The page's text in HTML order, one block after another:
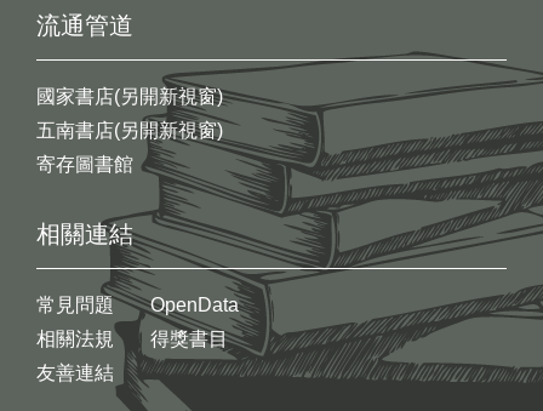
流通管道
國家書店(另開新視窗)
五南書店(另開新視窗)
寄存圖書館
相關連結
常見問題
相關法規
友善連結
OpenData
得獎書目